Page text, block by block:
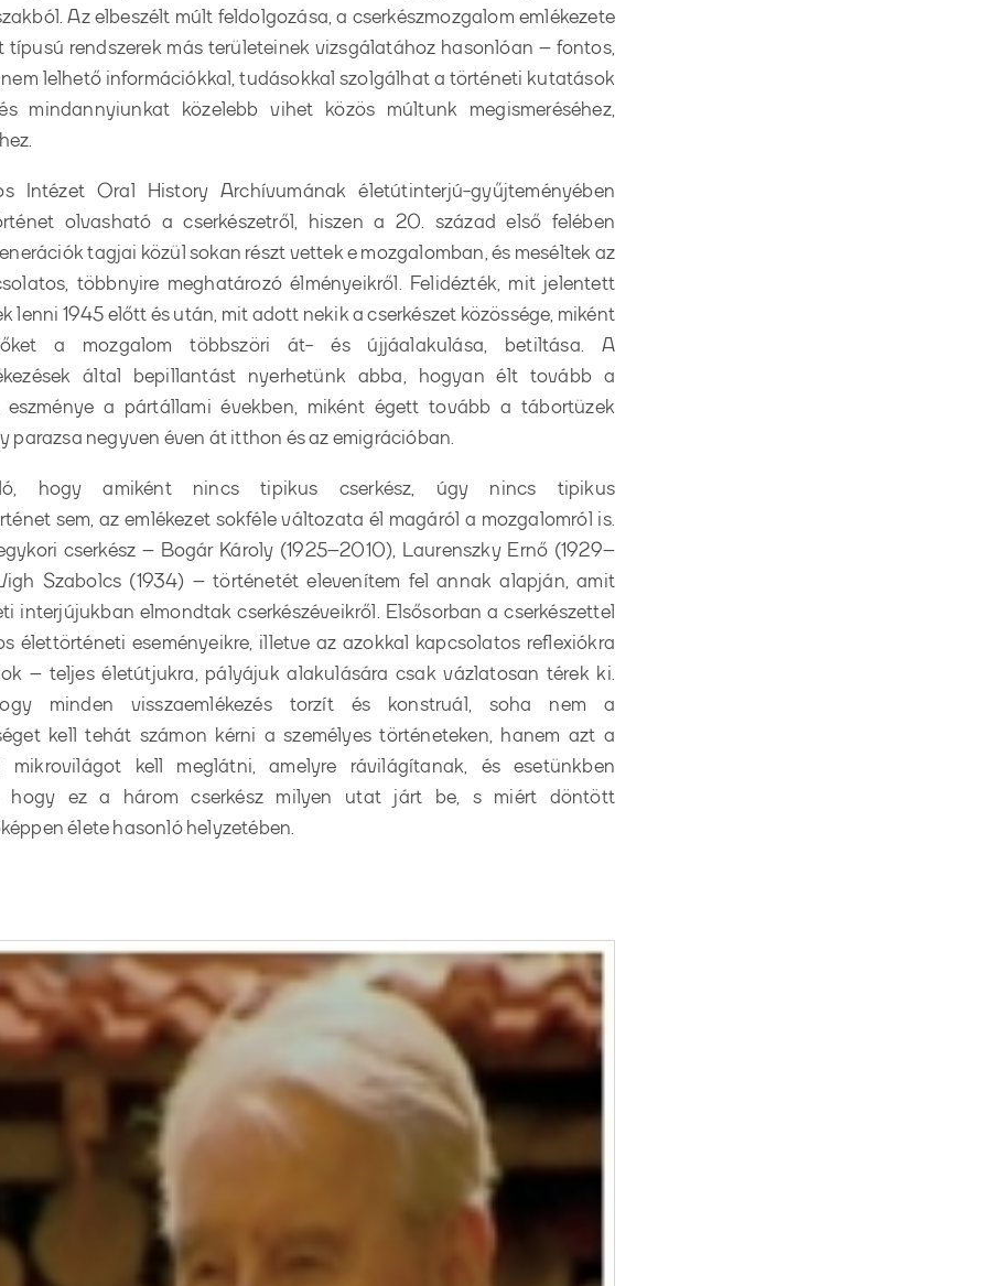
Az elbeszélt múlt feldolgozása, a cserkészmozgalom emlékezete
típusú rendszerek más területeinek vizsgálatához hasonlóan – fontos,
lelhető információkkal, tudásokkal szolgálhat a történeti kutatások
mindannyiunkat közelebb vihet közös múltunk megismeréséhez,
Intézet Oral History Archívumának életútinterjú-gyűjteményében
olvasható a cserkészetről, hiszen a 20. század első felében
tagjai közül sokan részt vettek e mozgalomban, és meséltek az
többnyire meghatározó élményeikről. Felidézték, mit jelentett
lenni 1945 előtt és után, mit adott nekik a cserkészet közössége, miként
a mozgalom többszöri át- és újjáalakulása, betiltása. A
által bepillantást nyerhetünk abba, hogyan élt tovább a
eszménye a pártállami években, miként égett tovább a tábortüzek
parazsa negyven éven át itthon és az emigrációban.
hogy amiként nincs tipikus cserkész, úgy nincs tipikus
sem, az emlékezet sokféle változata él magáról a mozgalomról is.
cserkész – Bogár Károly (1925–2010), Laurenszky Ernő (1929–
Szabolcs (1934) – történetét elevenítem fel annak alapján, amit
interjújukban elmondtak cserkészéveikről. Elsősorban a cserkészettel
élettörténeti eseményeikre, illetve az azokkal kapcsolatos reflexiókra
– teljes életútjukra, pályájuk alakulására csak vázlatosan térek ki.
minden visszaemlékezés torzít és konstruál, soha nem a
kell tehát számon kérni a személyes történeteken, hanem azt a
mikrovilágot kell meglátni, amelyre rávilágítanak, és esetünkben
hogy ez a három cserkész milyen utat járt be, s miért döntött
élete hasonló helyzetében.